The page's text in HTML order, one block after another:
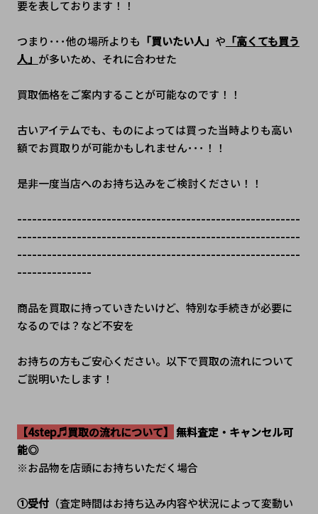
要を表しております！！
つまり･･･他の場所よりも 「買いたい人」 や 「高くても買う
人」 が多いため、それに合わせた
買取価格をご案内することが可能なのです！！
古いアイテムでも、ものによっては買った当時よりも高い
額でお買取りが可能かもしれません･･･！！
是非一度当店へのお持ち込みをご検討ください！！
---------------------------------------------------------
---------------------------------------------------------
---------------------------------------------------------
---------------
商品を買取に持っていきたいけど、特別な手続きが必要に
なるのでは？など不安を
お持ちの方もご安心ください。以下で買取の流れについて
ご説明いたします！
【4step♬買取の流れについて】 無料査定・キャンセル可
能◎
※お品物を店頭にお持ちいただく場合
①受付（査定時間はお持ち込み内容や状況によって変動い